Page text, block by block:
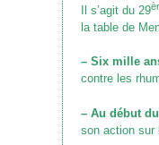
Il s’agit du 29
la table de
– Six mille
contre les
– Au début
son action sur